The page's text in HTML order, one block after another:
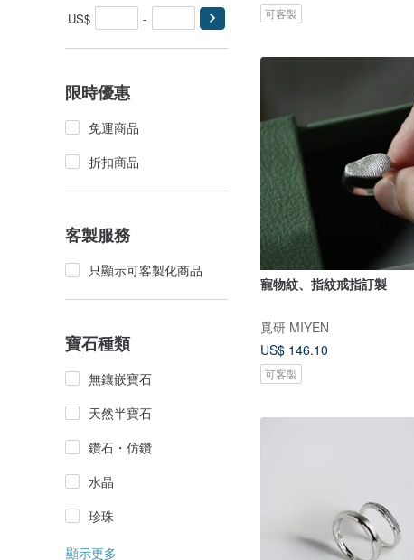
US$ -
限時優惠
免運商品
折扣商品
客製服務
只顯示可客製化商品
寶石種類
無鑲嵌寶石
天然半寶石
鑽石・仿鑽
水晶
珍珠
顯示更多
可客製
寵物紋、指紋戒指訂製
覓研 MIYEN
US$ 146.10
可客製